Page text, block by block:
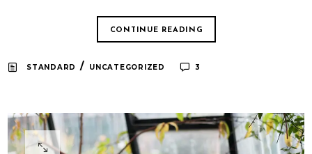
CONTINUE READING
STANDARD / UNCATEGORIZED 3